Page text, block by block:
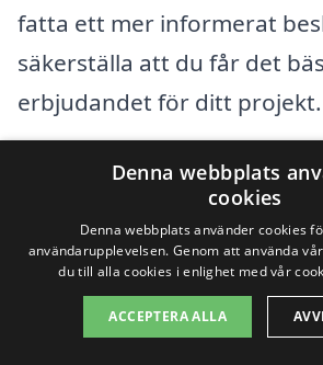
fatta ett mer informerat
säkerställa att du får det
erbjudandet för ditt projekt.
Få 3 erbjudanden, gratis
förpliktelser
Sök efter en
Denna webbplats
cookies
Denna webbplats använder cookies
användarupplevelsen. Genom att använda
du till alla cookies i enlighet med vår
ACCEPTERA ALLA